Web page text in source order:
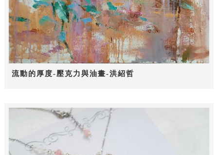
流動的厚度-壓克力與油畫-洪紹哲